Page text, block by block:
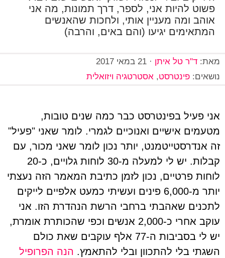
פשוט להיות אני, לספר, דרך תמונות, מה אני
אוהב ומה מעניין אותי, ולחכות שהאנשים
המתאימים יגיעו (והם באים, והרבה)
מאת: ד"ר טל איתן· 21 במאי 2017
נושאים: פינטרסט, אסטרטגיה ויזואלית
אני פעיל בפינטרסט כבר כמה שנים טובות,
מטעמים אישיים ואנוכיים לגמרי. לומר שאני "פעיל"
זה אנדרסטייטמנט, יותר נכון לומר שאני מכור, עם
קבלות. יש לי למעלה מ-30 לוחות גלויים, כ-20
לוחות פרטיים, נכון לזמן כתיבת המאמר הזה נעצתי
יותר מ-6,000 פינים ועשיתי כמעט אלפיים לייקים
לתכנים שאהבתי ברחבי הרשת הנהדרת הזו. אני
עוקב אחרי כ-2,000 אנשים וכפי שהכותרת אומרת,
יש לי בסביבות ה-77 אלף עוקבים שאת כולם
השגתי בלי להתכוון ובלי להתאמץ. הנה הפרופיל